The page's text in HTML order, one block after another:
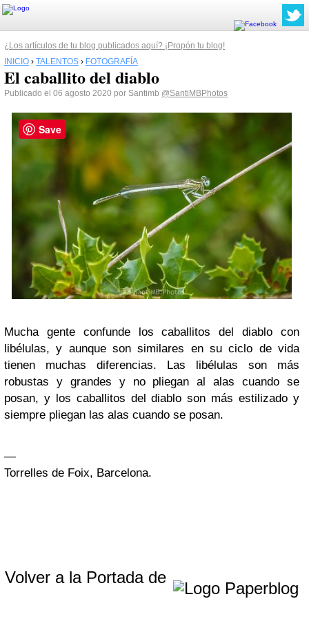
¿Los artículos de tu blog publicados aquí? ¡Propón tu blog!
INICIO › TALENTOS › FOTOGRAFÍA
El caballito del diablo
Publicado el 06 agosto 2020 por Santimb @SantiMBPhotos
Mucha gente confunde los caballitos del diablo con
libélulas, y aunque son similares en su ciclo de vida
tienen muchas diferencias. Las libélulas son más
robustas y grandes y no pliegan al alas cuando se
posan, y los caballitos del diablo son más estilizado y
siempre pliegan las alas cuando se posan.
—
Torrelles de Foix, Barcelona.
Volver a la Portada de
Save